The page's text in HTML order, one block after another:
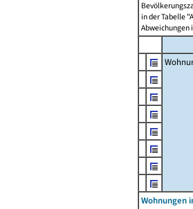
in der Tabelle
Abweichungen
Wohnungen